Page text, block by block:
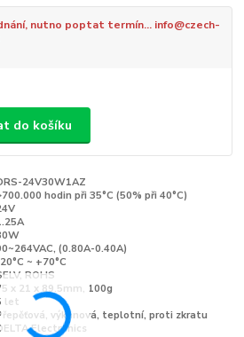
nutno poptat termín... info@czech-
do košíku
24V30W1AZ
hodin při 35°C (50% při 40°C)
(0.80A-0.40A)
~ +70°C
ROHS
x 21 x 89.5mm, 100g
let
výkonová, teplotní, proti zkratu
Electronics